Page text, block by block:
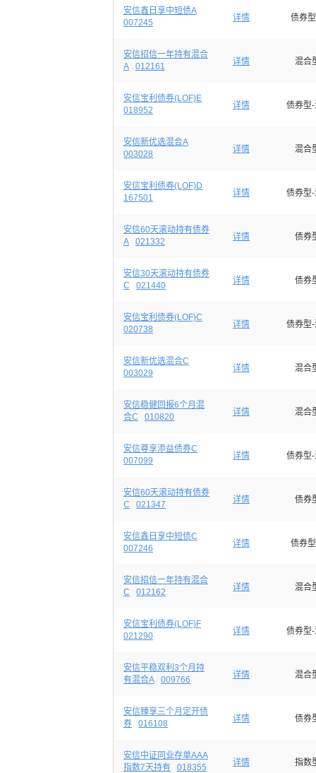
安信鑫日享中短债A
007245
详情 债券
安信招信一年持有混合
A
012161 详情 混合
安信宝利债券(LOF)E
018952
详情 债券型
安信新优选混合A
003028
详情 混合
安信宝利债券(LOF)D
167501
详情 债券型
安信60天滚动持有债券
A
021332 详情 债券
安信30天滚动持有债券
C
021440 详情 债券
安信宝利债券(LOF)C
020738
详情 债券型
安信新优选混合C
003029
详情 混合
安信稳健回报6个月混
合C
010820 详情 混合
安信尊享添益债券C
007099
详情 债券型
安信60天滚动持有债券
C
021347 详情 债券
安信鑫日享中短债C
007246
详情 债券
安信招信一年持有混合
C
012162 详情 混合
安信宝利债券(LOF)F
021290
详情 债券型
安信平稳双利3个月持
有混合A
009766 详情 混合
安信臻享三个月定开债
券
016108 详情 债券
安信中证同业存单AAA
指数7天持有
018355 详情 指数